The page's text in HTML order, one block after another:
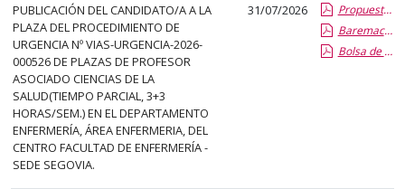
PUBLICACIÓN DEL CANDIDATO/A A LA
PLAZA DEL PROCEDIMIENTO DE
URGENCIA Nº VIAS-URGENCIA-2026-
000526 DE PLAZAS DE PROFESOR
ASOCIADO CIENCIAS DE LA
SALUD(TIEMPO PARCIAL, 3+3
HORAS/SEM.) EN EL DEPARTAMENTO
ENFERMERÍA, ÁREA ENFERMERIA, DEL
CENTRO FACULTAD DE ENFERMERÍA -
SEDE SEGOVIA.
31/07/2026
Propuesta Formal de Contratacion por Vias de Urgencia
Baremacion de Candidatos
Bolsa de Empleo